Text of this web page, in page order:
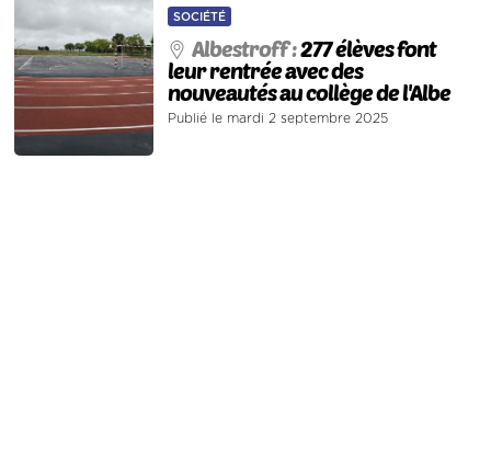
SOCIÉTÉ
Albestroff :277 élèves font
leur rentrée avec des
nouveautés au collège de l'Albe
Publié le mardi 2 septembre 2025